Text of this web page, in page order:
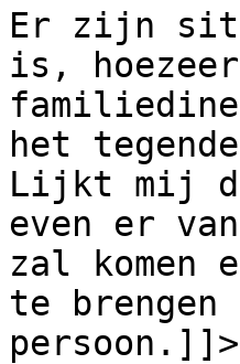
Er zijn
is,
het
Lijkt mij
even er
zal komen
te brengen